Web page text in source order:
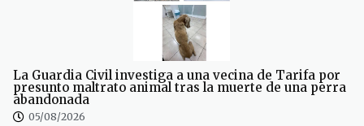
La Guardia Civil investiga a una vecina de Tarifa por
presunto maltrato animal tras la muerte de una perra
abandonada
05/08/2026